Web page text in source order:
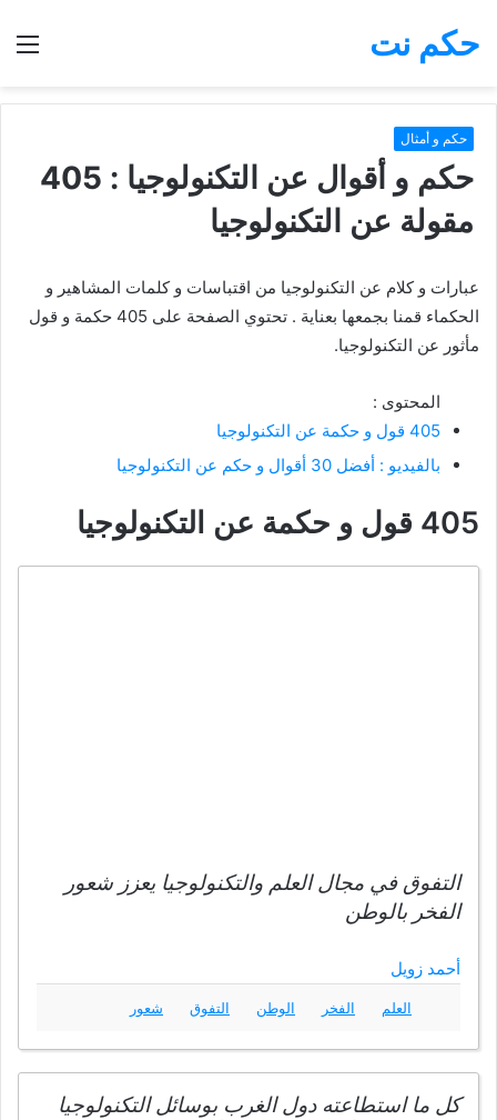
بحث
حكم نت
حكم و أمثال
حكم و أقوال عن التكنولوجيا : 405
مقولة عن التكنولوجيا
عبارات و كلام عن التكنولوجيا من اقتباسات و كلمات المشاهير و
الحكماء قمنا بجمعها بعناية . تحتوي الصفحة على 405 حكمة و قول
مأثور عن التكنولوجيا.
المحتوى :
405 قول و حكمة عن التكنولوجيا
بالفيديو : أفضل 30 أقوال و حكم عن التكنولوجيا
405 قول و حكمة عن التكنولوجيا
التفوق في مجال العلم والتكنولوجيا يعزز شعور
الفخر بالوطن
أحمد زويل
العلم الفخر الوطن التفوق شعور
كل ما استطاعته دول الغرب بوسائل التكنولوجيا